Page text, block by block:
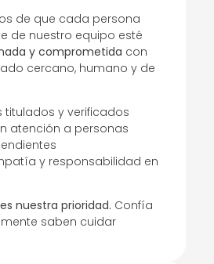
de que cada persona
de nuestro equipo esté
y comprometida con
cercano, humano y de
titulados y verificados
atención a personas
y responsabilidad en
nuestra prioridad. Confía
saben cuidar